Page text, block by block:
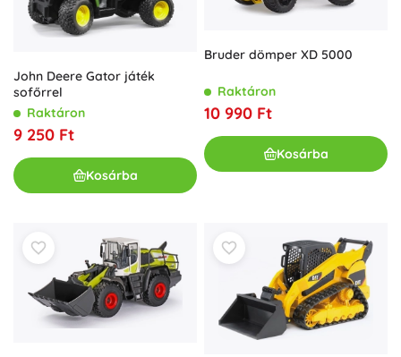
John Deere Gator játék
sofőrrel
Raktáron
9 250 Ft
Kosárba
Bruder dömper XD 5000
Raktáron
10 990 Ft
Kosárba